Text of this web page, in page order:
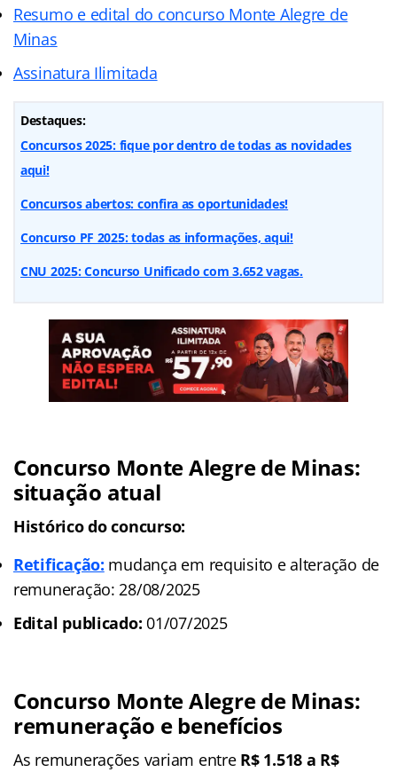
Resumo e edital do concurso Monte Alegre de
Minas
Assinatura Ilimitada
Destaques:
Concursos 2025: fique por dentro de todas as novidades
aqui!
Concursos abertos: confira as oportunidades!
Concurso PF 2025: todas as informações, aqui!
CNU 2025: Concurso Unificado com 3.652 vagas.
Concurso Monte Alegre de Minas:
situação atual
Histórico do concurso:
Retificação: mudança em requisito e alteração de
remuneração: 28/08/2025
Edital publicado: 01/07/2025
Concurso Monte Alegre de Minas:
remuneração e benefícios
As remunerações variam entre R$ 1.518 a R$